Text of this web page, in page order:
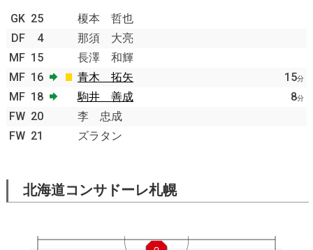
GK 25
榎本 哲也
DF
4
那須 大亮
MF 15
長澤 和輝
MF 16 青木 拓矢 15分
MF 18 駒井 善成 8分
FW 20
李 忠成
FW 21 ズラタン
北海道コンサドーレ札幌